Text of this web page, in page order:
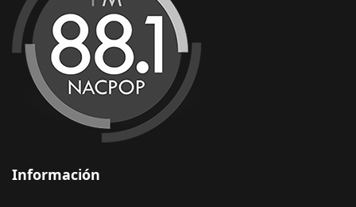
Información